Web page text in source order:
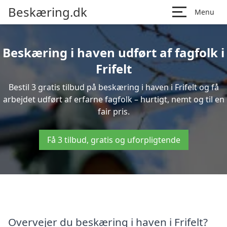
Beskæring.dk Menu
Beskæring i haven udført af fagfolk i
Frifelt
Bestil 3 gratis tilbud på beskæring i haven i Frifelt og få
arbejdet udført af erfarne fagfolk – hurtigt, nemt og til en
fair pris.
Få 3 tilbud, gratis og uforpligtende
Overvejer du beskæring i haven i Frifelt?